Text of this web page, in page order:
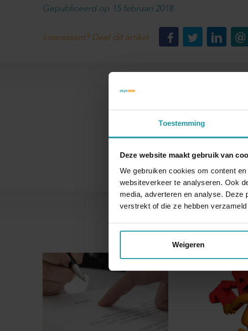
Toestemming
Deze website maakt gebruik van
We gebruiken cookies om content
websiteverkeer te analyseren. Ook
media, adverteren en analyse. Deze
verstrekt of die ze hebben
Weigeren
Gepubliceerd op 15 februari 2018
Interessant? Deel dit artikel
Naam*